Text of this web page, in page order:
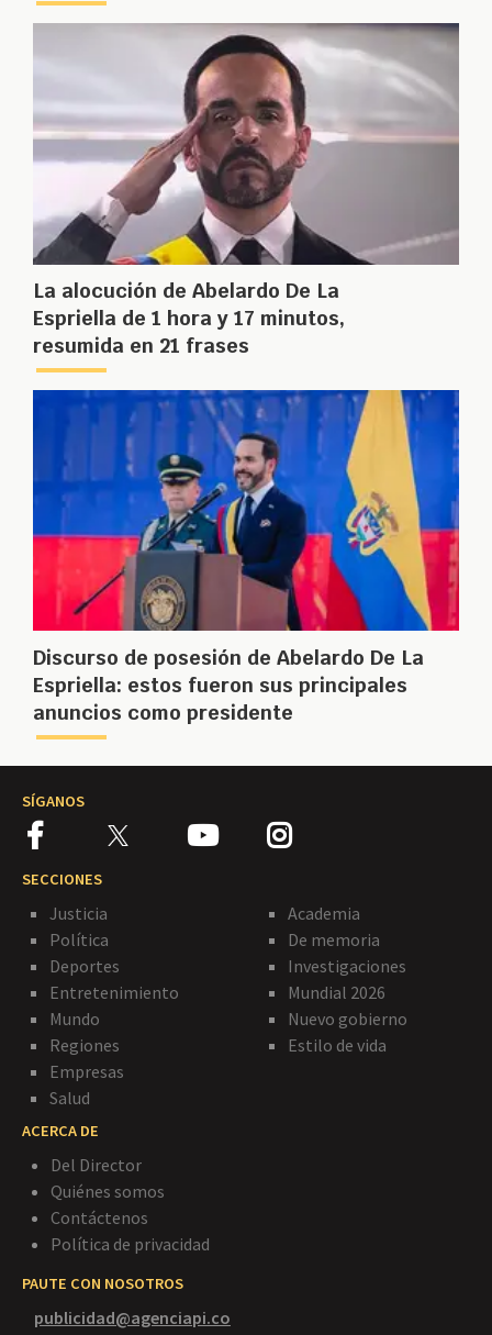
La alocución de Abelardo De La
Espriella de 1 hora y 17 minutos,
resumida en 21 frases
Discurso de posesión de Abelardo De La
Espriella: estos fueron sus principales
anuncios como presidente
SÍGANOS
SECCIONES
Justicia
Política
Deportes
Entretenimiento
Mundo
Regiones
Empresas
Salud
Academia
De memoria
Investigaciones
Mundial 2026
Nuevo gobierno
Estilo de vida
ACERCA DE
Del Director
Quiénes somos
Contáctenos
Política de privacidad
PAUTE CON NOSOTROS
publicidad@agenciapi.co